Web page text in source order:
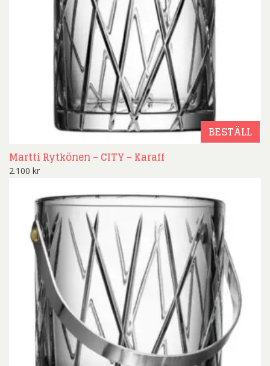
BESTÄLL
Martti Rytkönen – CITY – Karaff
2.100 kr